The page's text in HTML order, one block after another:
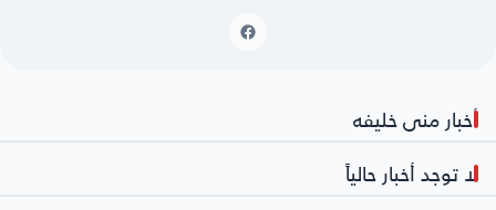
أخبار منى خليفه
لا توجد أخبار حالياً